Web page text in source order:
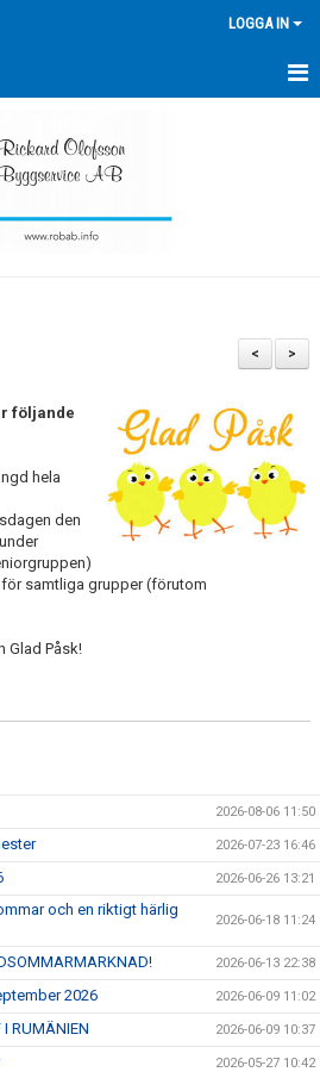
LOGGA IN
>
<
följande
hela
den
samtliga grupper (förutom
Glad Påsk!
2026-08-06 11:50
2026-07-23 16:46
2026-06-26 13:21
och en riktigt härlig
2026-06-18 11:24
2026-06-13 22:38
2026 2026-06-09 11:02
I RUMÄNIEN 2026-06-09 10:37
2026-05-27 10:42